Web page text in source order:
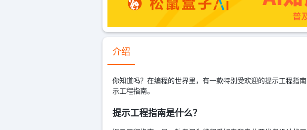
介绍
你知道吗？在编程的世界里，有一款特别受欢迎的提示工程
示工程指南。
提示工程指南是什么？